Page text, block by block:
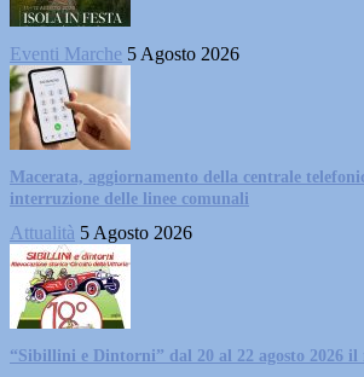
Eventi Marche 5 Agosto 2026
Macerata, aggiornamento della centrale
interruzione delle linee comunali
Attualità 5 Agosto 2026
“Sibillini e Dintorni” dal 20 al 22 agosto 2026 il